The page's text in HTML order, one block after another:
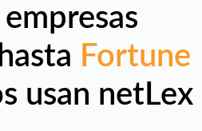
empresas
hasta Fortune
usan netLex